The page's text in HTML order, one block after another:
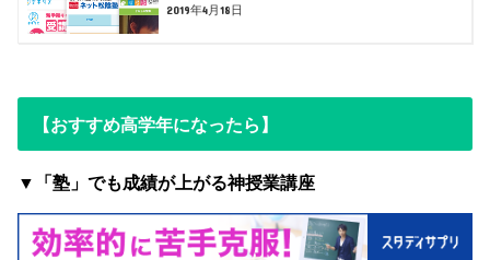
2019年4月18日
【おすすめ高学年になったら】
▼「塾」でも成績が上がる神授業講座